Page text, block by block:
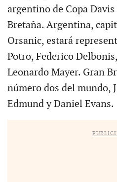
argentino de Copa
Bretaña. Argentina,
Orsanic, estará
Potro, Federico
Leonardo Mayer. Gran
número dos del mundo,
Edmund y Daniel Evans.